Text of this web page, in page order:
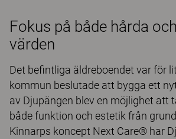
Fokus på både hårda
värden
Det befintliga äldreboendet var för
kommun beslutade att bygga ett
av Djupängen blev en möjlighet att
både funktion och estetik från
Kinnarps koncept Next Care® har